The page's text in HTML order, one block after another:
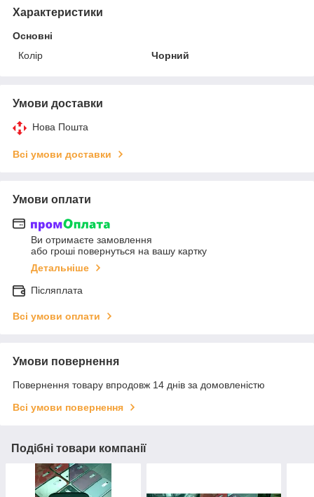
Характеристики
Основні
Колір
Чорний
Умови доставки
Нова Пошта
Всі умови доставки
Умови оплати
Ви отримаєте замовлення
або гроші повернуться на вашу картку
Детальніше
Післяплата
Всі умови оплати
Умови повернення
Повернення товару впродовж 14 днів за домовленістю
Всі умови повернення
Подібні товари компанії